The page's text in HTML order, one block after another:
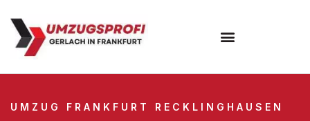
UMZUG FRANKFURT RECKLINGHAUSEN